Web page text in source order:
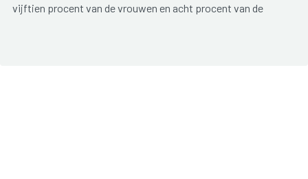
vijftien procent van de vrouwen en acht procent van de